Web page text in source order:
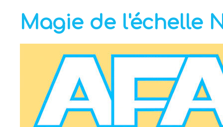
Magie de l'échelle